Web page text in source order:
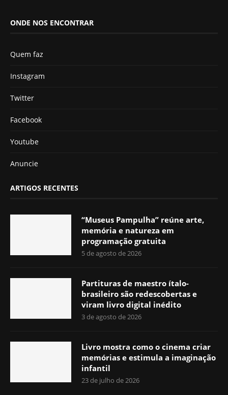
ONDE NOS ENCONTRAR
Quem faz
Instagram
Twitter
Facebook
Youtube
Anuncie
ARTIGOS RECENTES
“Museus Pampulha” reúne arte,
memória e natureza em
programação gratuita
5 de agosto de 2026
Partituras de maestro ítalo-
brasileiro são redescobertas e
viram livro digital inédito
3 de agosto de 2026
Livro mostra como o cinema criar
memórias e estimula a imaginação
infantil
23 de julho de 2026